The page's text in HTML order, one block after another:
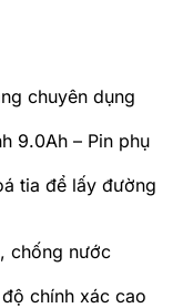
chuyên dụng
9.0Ah – Pin phụ
tia để lấy đường
chống nước
chính xác cao